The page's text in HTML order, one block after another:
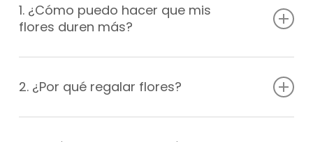
1. ¿Cómo puedo hacer que mis
flores duren más?
solar directa y las corrientes de aire. Cambia el agua del
florero cada dos días y asegúrate de agregar nutrientes
2. ¿Por qué regalar flores?
afecto, amor o gratitud hacia alguien. Las flores tienen